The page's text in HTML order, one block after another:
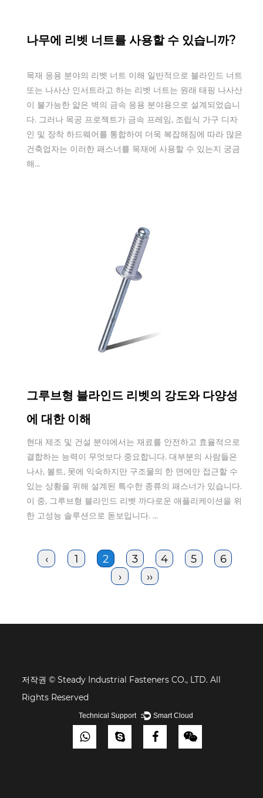
나무에 리벳 너트를 사용할 수 있습니까?
목재 응용 분야의 리벳 너트 이해 일반적으로 블라인드 너트
또는 나사산 인서트라고 하는 리벳 너트는 원래 태핑 나사산
이 불가능한 얇은 벽의 금속 응용 분야용으로 설계되었습니
다. 그러나 목공 프로젝트가 금속 프레임, 조립식 가구 디자
인 및 장착 하드웨어를 통합하여 더욱 복잡해짐에 따라 많은
건축업자는 이러한 패스너를 목재에 사용할 수 있는지 궁금
해...
그루브형 블라인드 리벳의 강도와 다양성
에 대한 이해
현대 제조 및 건설 분야에서는 재료를 안전하고 효율적으로
결합하는 능력이 무엇보다 중요합니다. 대부분의 사람들은
나사, 볼트, 못에 익숙하지만 구조물의 한 면에만 접근할 수
있는 상황을 위해 설계된 특수한 종류의 패스너가 있습니다.
이 중, 그루브형 블라인드 리벳 까다로운 애플리케이션을 위
한 고성능 솔루션으로 돋보입니다. ...
‹ 1 2 3 4 5
6
›
››
저작권 © Steady Industrial Fasteners CO., LTD. All
Rights Reserved
Technical Support ： Smart Cloud